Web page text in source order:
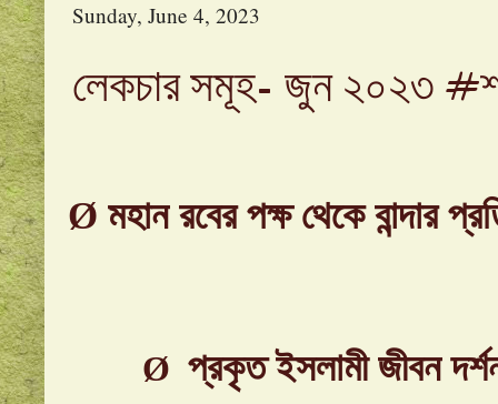
Sunday, June 4, 2023
লেকচার সমূহ- জুন ২০২৩
Ø মহান রবের পক্ষ থেকে বান্দার
Ø প্রকৃত ইসলামী জীবন